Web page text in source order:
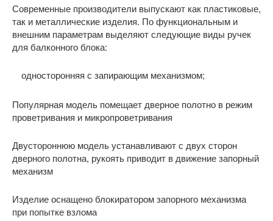
Современные производители выпускают как пластиковые,
так и металлические изделия. По функциональным и
внешним параметрам выделяют следующие виды ручек
для балконного блока:
односторонняя с запирающим механизмом;
Популярная модель помещает дверное полотно в режим
проветривания и микропроветривания
Двустороннюю модель устанавливают с двух сторон
дверного полотна, рукоять приводит в движение запорный
механизм
Изделие оснащено блокиратором запорного механизма
при попытке взлома